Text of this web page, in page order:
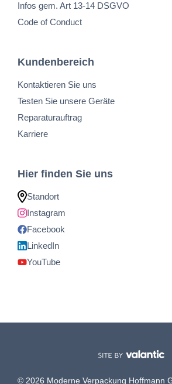
Infos gem. Art 13-14 DSGVO
Code of Conduct
Kundenbereich
Kontaktieren Sie uns
Testen Sie unsere Geräte
Reparaturauftrag
Karriere
Hier finden Sie uns
Standort
Instagram
Facebook
LinkedIn
YouTube
© 2026 Moderne Verpackung Hoffmann